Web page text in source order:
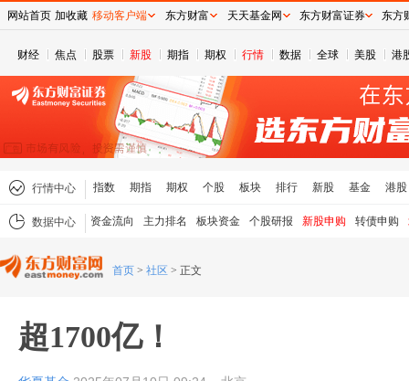
财经 焦点 股票 新股 期指 期权 行情 数据 全球 美股 港
行情中心 指数 期指 期权 个股 板块 排行 新股 基金 港股
数据中心 资金流向 主力排名 板块资金 个股研报 新股申购 转债申购
首页 > 社区 > 正文
超1700亿！
网站首页 加收藏 移动客户端 东方财富 天天基金网 东方财富证券 东方